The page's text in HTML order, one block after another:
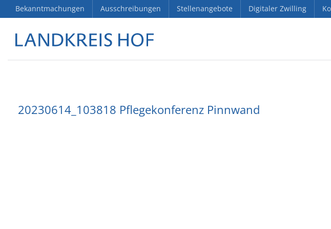
Bekanntmachungen Ausschreibungen Stellenangebote Digitaler Zwilling
20230614_103818 Pflegekonferenz Pinnwand